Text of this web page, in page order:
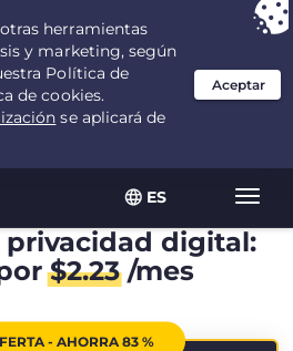
ES
durante 3.3333333333333 años por $
2.23 /mes
privacidad digital:
$2.23/mes
- AHORRA 83 %